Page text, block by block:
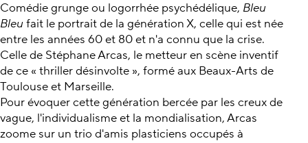
Comédie grunge ou logorrhée psychédélique, Bleu
Bleufait le portrait de la génération X, celle qui est née
entre les années 60 et 80 et n'a connu que la crise.
Celle de Stéphane Arcas, le metteur en scène inventif
de ce « thriller désinvolte », formé aux Beaux-Arts de
Toulouse et Marseille.
Pour évoquer cette génération bercée par les creux de
vague, l'individualisme et la mondialisation, Arcas
zoome sur un trio d'amis plasticiens occupés à